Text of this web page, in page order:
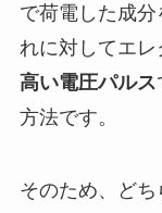
で荷電した成
れに対してエレ
高い電圧パルス
方法です。
そのため、どち